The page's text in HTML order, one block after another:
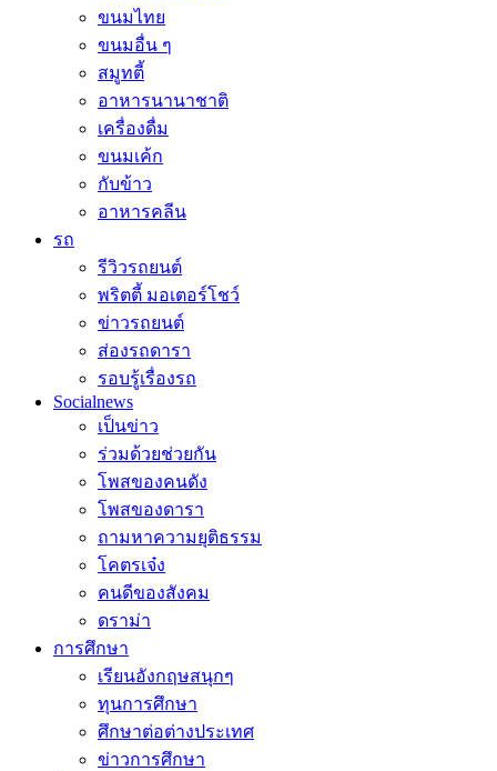
ขนมไทย
ขนมอื่น ๆ
สมูทตี้
อาหารนานาชาติ
เครื่องดื่ม
ขนมเค้ก
กับข้าว
อาหารคลีน
รถ
รีวิวรถยนต์
พริตตี้ มอเตอร์โชว์
ข่าวรถยนต์
ส่องรถดารา
รอบรู้เรื่องรถ
Socialnews
เป็นข่าว
ร่วมด้วยช่วยกัน
โพสของคนดัง
โพสของดารา
ถามหาความยุติธรรม
โคตรเจ๋ง
คนดีของสังคม
ดราม่า
การศึกษา
เรียนอังกฤษสนุกๆ
ทุนการศึกษา
ศึกษาต่อต่างประเทศ
ข่าวการศึกษา